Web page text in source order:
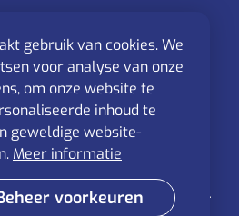
gebruik van cookies. We
voor analyse van onze
om onze website te
inhoud te
geweldige website-
Meer informatie
voorkeuren
Stuur een
mail